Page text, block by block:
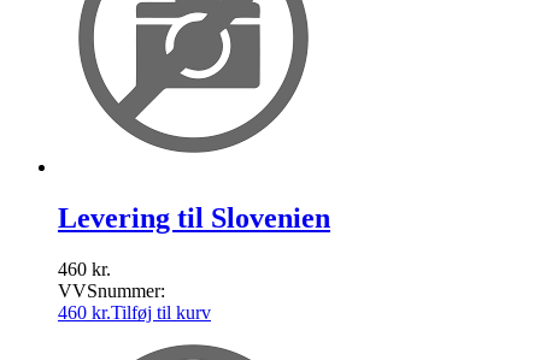
Levering til Slovenien
460 kr.
VVSnummer:
460 kr.Tilføj til kurv